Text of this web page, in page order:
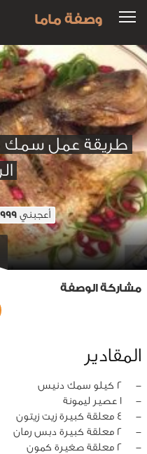
وصفة ماما
طريقة عمل
أعجبني
مشاركة الوصفة
المقادير
‏-
2 كيلو سمك دنيس
‏-
1 عصير ليمونة
‏-
4 معلقة كبيرة زيت زيتون
‏-
2 معلقة كبيرة دبس رمان
‏-
2 معلقة صغيرة كمون